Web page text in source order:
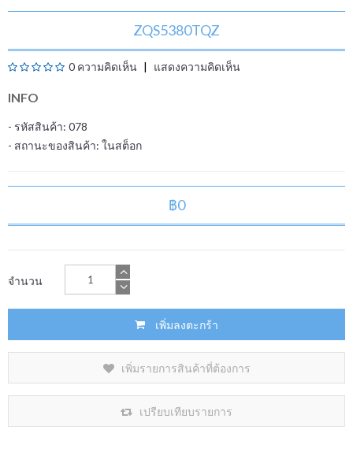
ZQS5380TQZ
0 ความคิดเห็น แสดงความคิดเห็น
INFO
- รหัสสินค้า: 078
- สถานะของสินค้า: ในสต็อก
฿0
จำนวน
เพิ่มลงตะกร้า
เพิ่มรายการสินค้าที่ต้องการ
เปรียบเทียบรายการ